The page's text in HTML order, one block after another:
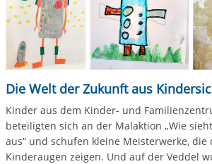
Die Welt der Zukunft aus
Kinder aus dem Kinder- und
beteiligten sich an der Malaktion „Wie
aus“ und schufen kleine Meisterwerke, die
Kinderaugen zeigen. Und auf der Veddel